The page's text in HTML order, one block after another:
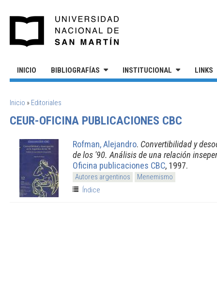
INICIO BIBLIOGRAFÍAS INSTITUCIONAL LINKS
SE ENCUENTRA USTED AQUÍ
Inicio » Editoriales
CEUR-OFICINA PUBLICACIONES CBC
Rofman, Alejandro. Convertibilidad y
de los '90. Análisis de una relación
Oficina publicaciones CBC, 1997.
Autores argentinos
Menemismo
Índice